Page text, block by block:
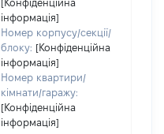
[Конфіденційна
інформація]
Номер корпусу/секції/
блоку: [Конфіденційна
інформація]
Номер квартири/
кімнати/гаражу:
[Конфіденційна
інформація]